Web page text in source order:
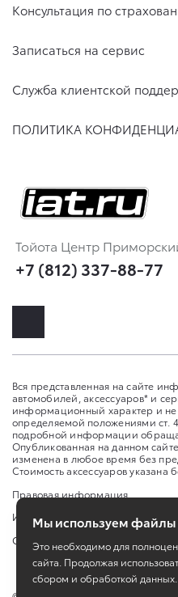
Консультация по
Записаться на сервис
Служба клиентской
ПОЛИТИКА
Тойота Центр
+7 (812) 337-88-77
Вся представленная на сайте
автомобилей, аксессуаров* и
информационный характер и не
определяемой положениями ст.
подробной информации
Опубликованная на данном
изменена в любое время без
Стоимость аксессуаров указана
Правовая информация
Изменить настройку cookies
Сбросить cookie
Мы используем файлы
Это необходимо для
сайта. Продолжая
сбором и обработкой данных.